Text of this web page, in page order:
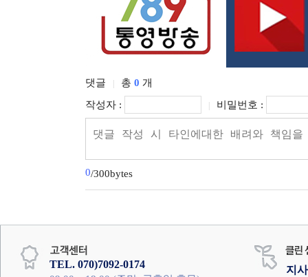
댓글 총 0 개
작성자 :
비밀번호 :
0/300bytes
TEL. 070)7092-0174
지